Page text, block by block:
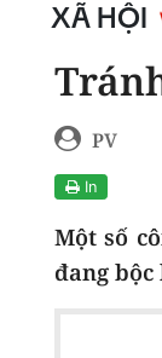
XÃ HỘI
PV
In
Một số
đang